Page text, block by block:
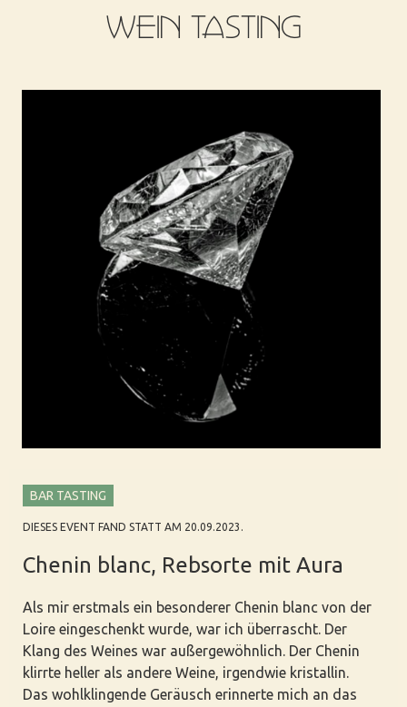
WEIN TASTING
BAR TASTING
DIESES EVENT FAND STATT AM 20.09.2023.
Chenin blanc, Rebsorte mit Aura
Als mir erstmals ein besonderer Chenin blanc von der
Loire eingeschenkt wurde, war ich überrascht. Der
Klang des Weines war außergewöhnlich. Der Chenin
klirrte heller als andere Weine, irgendwie kristallin.
Das wohlklingende Geräusch erinnerte mich an das